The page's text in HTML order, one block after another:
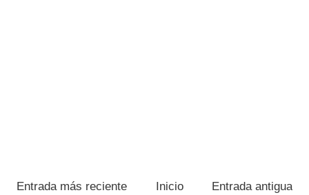
Entrada más reciente Entrada antigua
Inicio